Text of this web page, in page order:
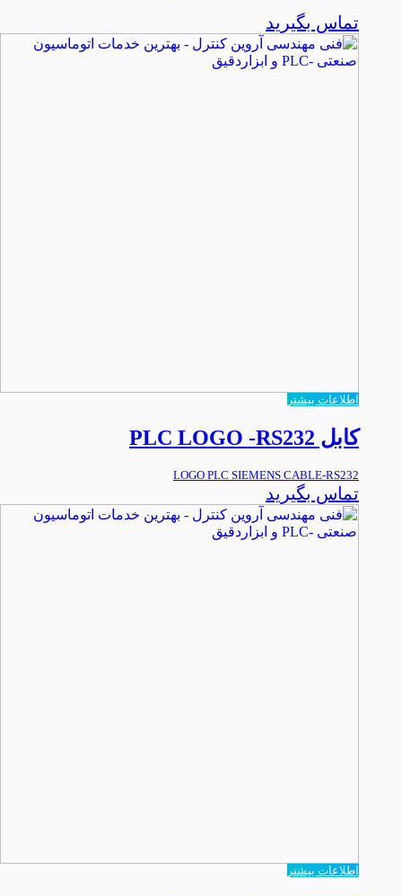
تماس بگیرید
اطلاعات بیشتر
کابل PLC LOGO -RS232
LOGO PLC SIEMENS CABLE-RS232
تماس بگیرید
اطلاعات بیشتر